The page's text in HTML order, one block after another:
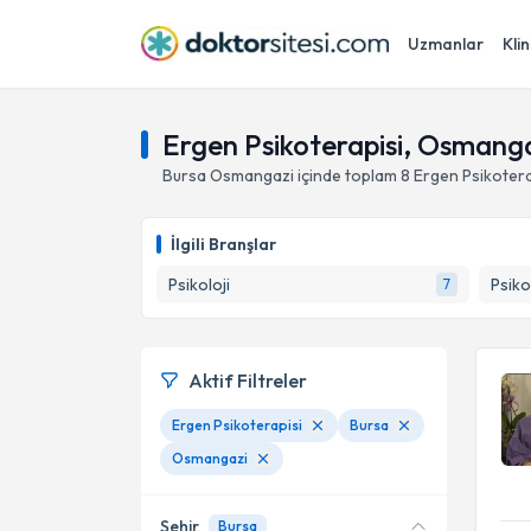
Uzmanlar
Ergen Psikoterapisi,
Bursa Osmangazi içinde toplam 8 Ergen
İlgili Branşlar
Psikoloji
7
Aktif Filtreler
Ergen Psikoterapisi
Bursa
Osmangazi
Şehir Bursa